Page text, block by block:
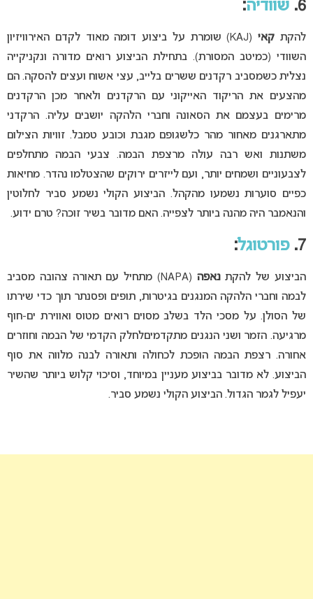
6. שוודיה:
להקת קאי
(KAJ) שומרת על ביצוע דומה מאוד לקדם האירוויזיון
השוודי (כמיטב המסורת). בתחילת הביצוע רואים מדורה ונקניקייה
נצלית כשמסביב רקדנים ששרים בלייב, עצי אשוח ועצים להסקה. הם
מהצעים את הריקוד האייקוני עם הרקדנים ולאחר מכן הרקדנים
מרימים בעצמם את הסאונה וחברי הלהקה יושבים עליה. הרקדני
מתארגנים מאחור מהר כלשגופם מגבת וכובע טמבל. זוויות הצילום
משתנות ואש רבה עולה מרצפת הבמה. צבעי הבמה מתחלפים
לצבעוניים ושמחים יותר, ועם לייזרים ירוקים שהצטלמו נהדר. מחיאות
כפיים סוערות נשמעו מהקהל. הביצוע הקולי נשמע סביר לחלוטין
והנאמבר היה מהנה ביותר לצפייה. האם מדובר בשיר זוכה? טרם ידוע.
7. פורטוגל:
הביצוע של להקתנאפה
(NAPA) מתחיל עם תאורה צהובה מסביב
לבמה וחברי הלהקה המנגנים בגיטרות, תופים ופסנתר תוך כדי שירתו
של הסולן. על מסכי הלד בשלב מסוים רואים מטוס ואווירת ים-חוף
מרגיעה. הזמר ושני הנגנים מתקדמיםלחלק הקדמי של הבמה וחוזרים
אחורה. רצפת הבמה הופכת לכחולה ותאורה לבנה מלווה את סוף
הביצוע. לא מדובר בביצוע מעניין במיוחד, וסיכוי קלוש ביותר שהשיר
יעפיל לגמר הגדול. הביצוע הקולי נשמע סביר.